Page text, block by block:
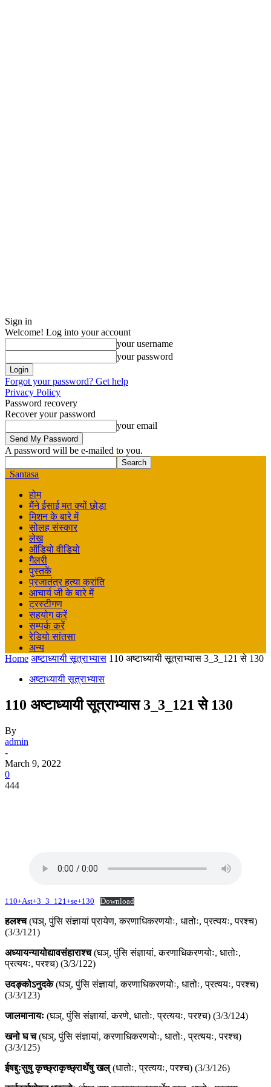
Sign in
Welcome! Log into your account
your username
your password
Forgot your password? Get help
Privacy Policy
Password recovery
Recover your password
your email
A password will be e-mailed to you.
Santasa
होम
मैंने ईसाई मत क्यों छोड़ा
मिशन के बारे में
सोलह संस्कार
लेख
ऑडियो वीडियो
गैलरी
पुस्तकें
प्रजातंत्र हत्या क्रांति
आचार्य जी के बारे में
ट्रस्टीगण
सहयोग करें
सम्पर्क करें
रेडियो सांतसा
अन्य
Home अष्टाध्यायी सूत्राभ्यास 110 अष्टाध्यायी सूत्राभ्यास 3_3_121 से 130
अष्टाध्यायी सूत्राभ्यास
110 अष्टाध्यायी सूत्राभ्यास 3_3_121 से 130
By
admin
-
March 9, 2022
0
444
110+Ast+3_3_121+se+130 Download
हलश्च(घञ्, पुंसि संज्ञायां प्रायेण, करणाधिकरणयोः, धातोः, प्रत्ययः, परश्च)
(3/3/121)
अध्यायन्यायोद्यावसंहाराश्च(घञ्, पुंसि संज्ञायां, करणाधिकरणयोः, धातोः,
प्रत्ययः, परश्च) (3/3/122)
उदङ्कोऽनुदके(घञ्, पुंसि संज्ञायां, करणाधिकरणयोः, धातोः, प्रत्ययः, परश्च)
(3/3/123)
जालमानायः (घञ्, पुंसि संज्ञायां, करणे, धातोः, प्रत्ययः, परश्च) (3/3/124)
खनो घ च(घञ्, पुंसि संज्ञायां, करणाधिकरणयोः, धातोः, प्रत्ययः, परश्च)
(3/3/125)
ईषद्दुःसुषु कृच्छ्राकृच्छ्रार्थेषु खल्(धातोः, प्रत्ययः, परश्च) (3/3/126)